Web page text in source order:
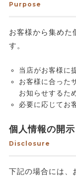
Purpose
お客様から集めた
す。
当店がお客様に
お客様に合った
お知らせするた
必要に応じてお
個人情報の開示
Disclosure
下記の場合には、